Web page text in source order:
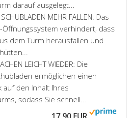
darauf ausgelegt...
MEHR FALLEN: Das
Öffnungssystem verhindert, dass
dem Turm herausfallen und
LEICHT WIEDER: Die
ermöglichen einen
auf den Inhalt Ihres
sodass Sie schnell...